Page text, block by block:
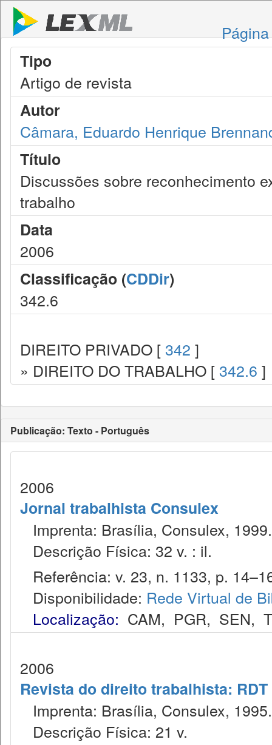
Tipo
Artigo de revista
Autor
Câmara, Eduardo Henrique
Título
Discussões sobre reconhecimento
trabalho
Data
2006
Classificação (CDDir)
342.6
DIREITO PRIVADO [ 342 ]
» DIREITO DO TRABALHO [ 342.6 ]
Publicação: Texto - Português
2006
Jornal trabalhista Consulex
Imprenta: Brasília, Consulex, 1999.
Descrição Física: 32 v. : il.
Referência: v. 23, n. 1133, p.
Disponibilidade: Rede Virtual de
Localização: CAM, PGR, SEN,
2006
Revista do direito trabalhista: RDT
Imprenta: Brasília, Consulex, 1995.
Descrição Física: 21 v.